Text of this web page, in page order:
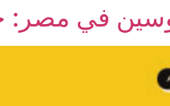
في مصر: